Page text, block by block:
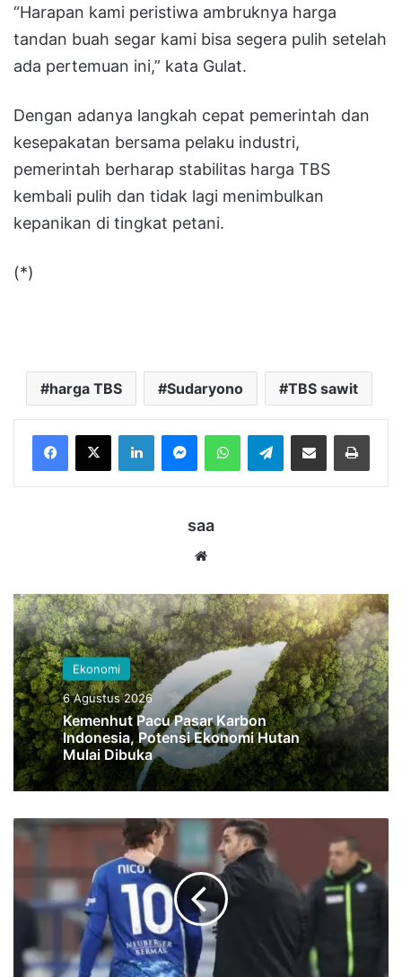
“Harapan kami peristiwa ambruknya harga
tandan buah segar kami bisa segera pulih setelah
ada pertemuan ini,” kata Gulat.
Dengan adanya langkah cepat pemerintah dan
kesepakatan bersama pelaku industri,
pemerintah berharap stabilitas harga TBS
kembali pulih dan tidak lagi menimbulkan
kepanikan di tingkat petani.
(*)
harga TBS Sudaryono TBS sawit
LinkedInMessengerWhatsAppTelegramBagikan melalui Email Cetak
saa
Ekonomi
6 Agustus 2026
Kemenhut Pacu Pasar Karbon
Indonesia, Potensi Ekonomi Hutan
Mulai Dibuka
Cesc
Pertahankan
Nico
Como